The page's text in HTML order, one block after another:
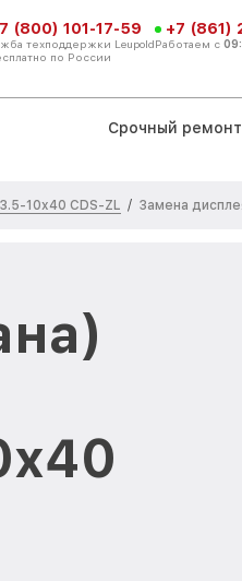
(800) 101-17-59
техподдержки Leupold
по России
+7 (861)
Работаем с
Срочный ремонт
10x40 CDS-ZL / Замена